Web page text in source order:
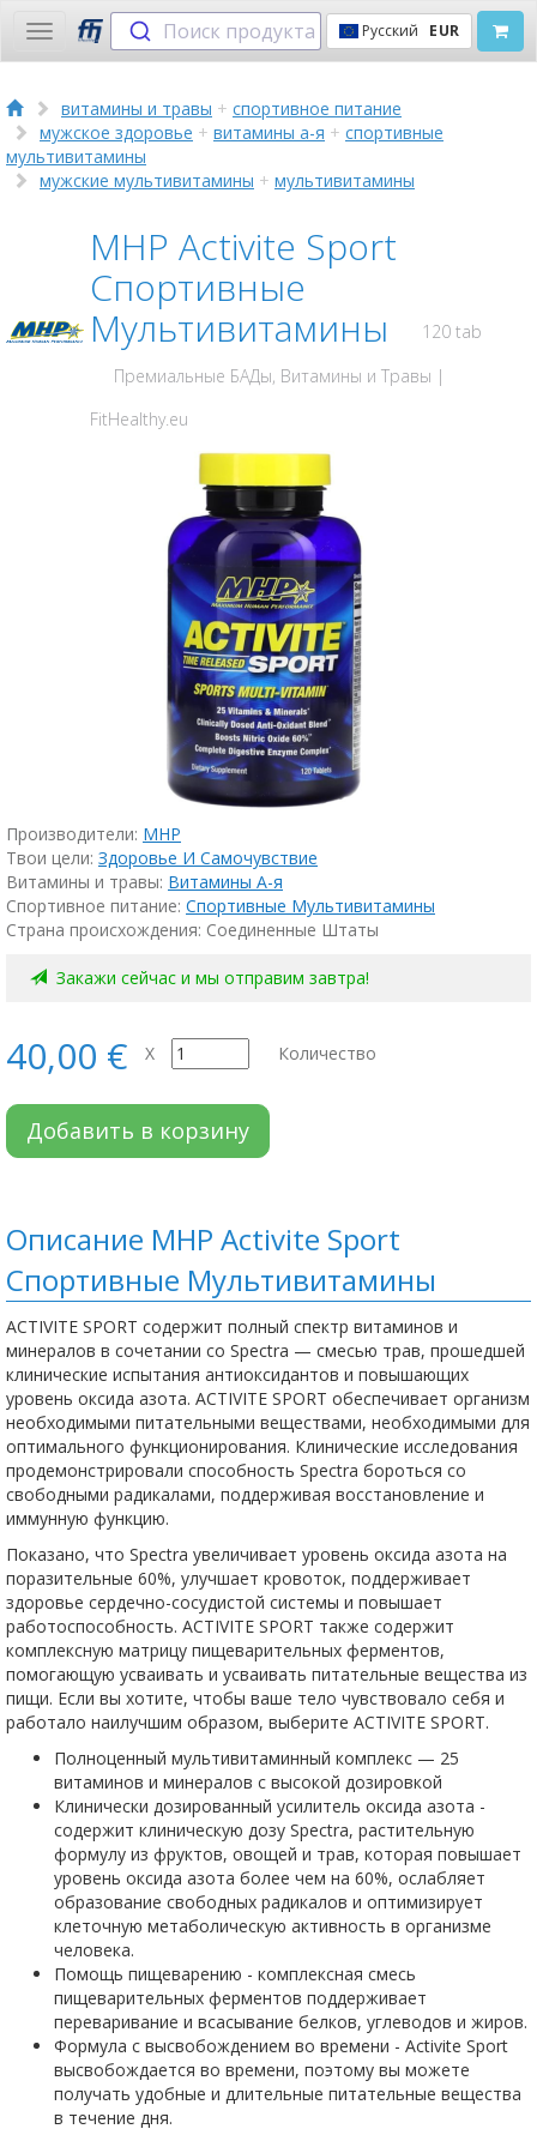
Toggle
navigation
Поиск продукта Русский EUR
витамины и травы + спортивное питание
мужское здоровье + витамины а-я + спортивные
мультивитамины
мужские мультивитамины + мультивитамины
MHP Activite Sport
Спортивные
Мультивитамины
120 tab
Премиальные БАДы, Витамины и Травы |
FitHealthy.eu
Производители: MHP
Твои цели: Здоровье И Самочувствие
Витамины и травы: Витамины А-я
Спортивное питание: Спортивные Мультивитамины
Страна происхождения: Соединенные Штаты
Закажи сейчас и мы отправим завтра!
40,00 € X Количество
Добавить в корзину
Описание MHP Activite Sport
Спортивные Мультивитамины
ACTIVITE SPORT содержит полный спектр витаминов и
минералов в сочетании со Spectra — смесью трав, прошедшей
клинические испытания антиоксидантов и повышающих
уровень оксида азота. ACTIVITE SPORT обеспечивает организм
необходимыми питательными веществами, необходимыми для
оптимального функционирования. Клинические исследования
продемонстрировали способность Spectra бороться со
свободными радикалами, поддерживая восстановление и
иммунную функцию.
Показано, что Spectra увеличивает уровень оксида азота на
поразительные 60%, улучшает кровоток, поддерживает
здоровье сердечно-сосудистой системы и повышает
работоспособность. ACTIVITE SPORT также содержит
комплексную матрицу пищеварительных ферментов,
помогающую усваивать и усваивать питательные вещества из
пищи. Если вы хотите, чтобы ваше тело чувствовало себя и
работало наилучшим образом, выберите ACTIVITE SPORT.
Полноценный мультивитаминный комплекс — 25
витаминов и минералов с высокой дозировкой
Клинически дозированный усилитель оксида азота -
содержит клиническую дозу Spectra, растительную
формулу из фруктов, овощей и трав, которая повышает
уровень оксида азота более чем на 60%, ослабляет
образование свободных радикалов и оптимизирует
клеточную метаболическую активность в организме
человека.
Помощь пищеварению - комплексная смесь
пищеварительных ферментов поддерживает
переваривание и всасывание белков, углеводов и жиров.
Формула с высвобождением во времени - Activite Sport
высвобождается во времени, поэтому вы можете
получать удобные и длительные питательные вещества
в течение дня.